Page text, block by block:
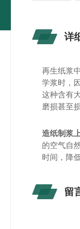
详
再生纸浆
学浆时，
这种含有
磨损甚至
造纸制浆
的空气自
时间，降
留